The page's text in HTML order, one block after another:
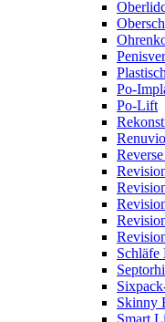
Po-
Po-Lift
Skinny
Smart